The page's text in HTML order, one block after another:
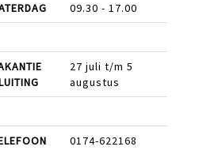
09.30 - 17.00
27 juli t/m 5
augustus
0174-622168